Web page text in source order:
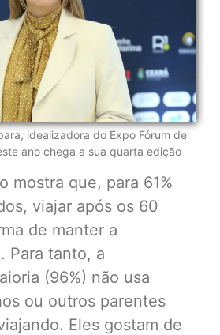
idealizadora do Expo Fórum de
ano chega a sua quarta edição
mostra que, para 61%
viajar após os 60
de manter a
Para tanto, a
(96%) não usa
ou outros parentes
Eles gostam de